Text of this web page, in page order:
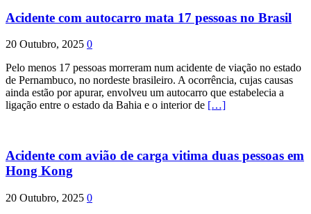
Acidente com autocarro mata 17 pessoas no Brasil
20 Outubro, 2025 0
Pelo menos 17 pessoas morreram num acidente de viação no estado
de Pernambuco, no nordeste brasileiro. A ocorrência, cujas causas
ainda estão por apurar, envolveu um autocarro que estabelecia a
ligação entre o estado da Bahia e o interior de […]
Acidente com avião de carga vitima duas pessoas em
Hong Kong
20 Outubro, 2025 0